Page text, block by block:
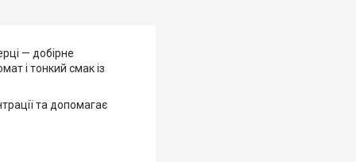
— добірне
і тонкий смак із
та допомагає